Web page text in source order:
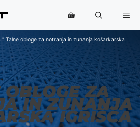
" Talne obloge za notranja in zunanja košarkarska
OBLOGE ZA
IN ZUNANJA
IGRIŠČA